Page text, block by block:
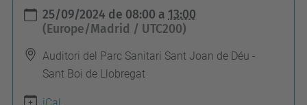
25/09/2024 de 08:00 a 13:00
(Europe/Madrid / UTC200)
Auditori del Parc Sanitari Sant Joan de Déu -
Sant Boi de Llobregat